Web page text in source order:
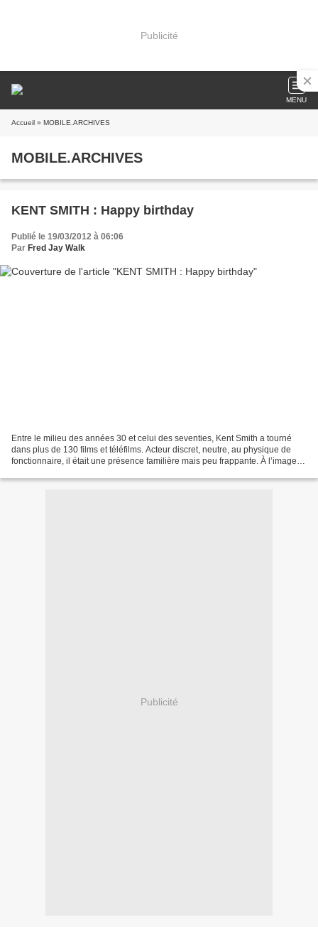
Publicité
MENU
Accueil » MOBILE.ARCHIVES
MOBILE.ARCHIVES
KENT SMITH : Happy birthday
Publié le 19/03/2012 à 06:06
Par Fred Jay Walk
Entre le milieu des années 30 et celui des seventies, Kent Smith a tourné
dans plus de 130 films et téléfilms. Acteur discret, neutre, au physique de
fonctionnaire, il était une présence familière mais peu frappante. À l’image
Publicité